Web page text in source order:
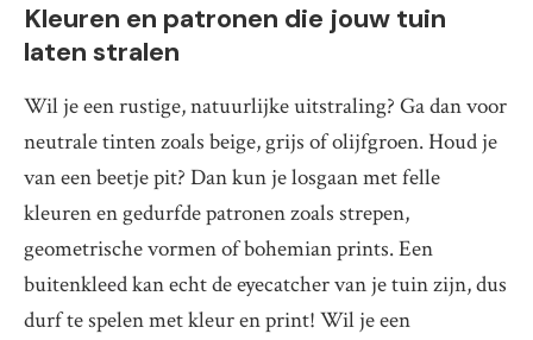
Kleuren en patronen die jouw tuin
laten stralen
Wil je een rustige, natuurlijke uitstraling? Ga dan voor
neutrale tinten zoals beige, grijs of olijfgroen. Houd je
van een beetje pit? Dan kun je losgaan met felle
kleuren en gedurfde patronen zoals strepen,
geometrische vormen of bohemian prints. Een
buitenkleed kan echt de eyecatcher van je tuin zijn, dus
durf te spelen met kleur en print! Wil je een